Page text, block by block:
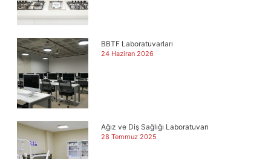
BBTF Laboratuvarları
24 Haziran 2026
Ağız ve Diş Sağlığı Laboratuvarı
28 Temmuz 2025